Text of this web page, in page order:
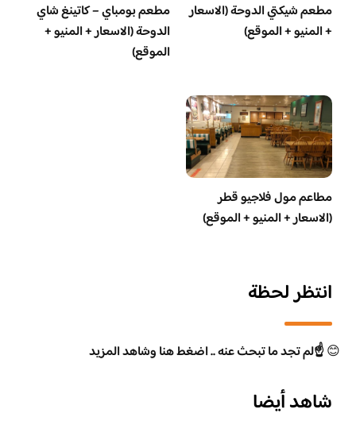
مطعم شيكتي الدوحة (الاسعار
+ المنيو + الموقع)
مطعم بومباي – كاتينغ شاي
الدوحة (الاسعار + المنيو +
الموقع)
مطاعم مول فلاجيو قطر
(الاسعار + المنيو + الموقع)
انتظر لحظة
😊☝️لم تجد ما تبحث عنه .. اضغط هنا وشاهد المزيد
شاهد أيضا